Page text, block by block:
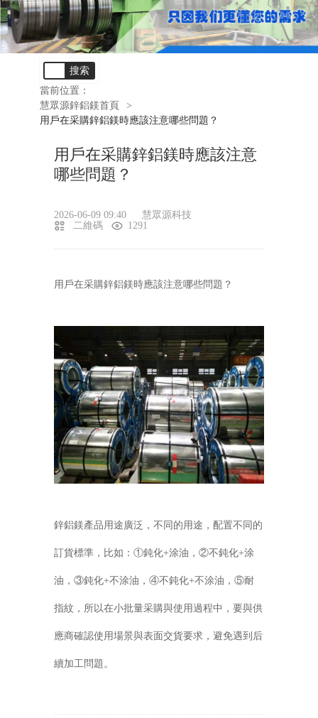
搜索
當前位置：
慧眾源鋅鋁鎂首頁
>
用戶在采購鋅鋁鎂時應該注意哪些問題？
用戶在采購鋅鋁鎂時應該注意
哪些問題？
2026-06-09 09:40
慧眾源科技
二維碼
1291
用戶在采購鋅鋁鎂時應該注意哪些問題？
鋅鋁鎂產品用途廣泛，不同的用途，配置不同的
訂貨標準，比如：①鈍化+涂油，②不鈍化+涂
油，③鈍化+不涂油，④不鈍化+不涂油，⑤耐
指紋，所以在小批量采購與使用過程中，要與供
應商確認使用場景與表面交貨要求，避免遇到后
續加工問題。